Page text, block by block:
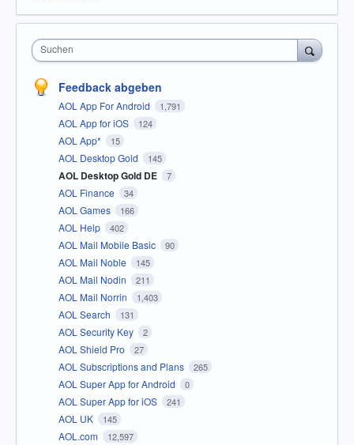
Suchen
Feedback abgeben
AOL App For Android 1,791
AOL App for iOS 124
AOL App* 15
AOL Desktop Gold 145
AOL Desktop Gold DE 7
AOL Finance 34
AOL Games 166
AOL Help 402
AOL Mail Mobile Basic 90
AOL Mail Noble 145
AOL Mail Nodin 211
AOL Mail Norrin 1,403
AOL Search 131
AOL Security Key 2
AOL Shield Pro 27
AOL Subscriptions and Plans 265
AOL Super App for Android 0
AOL Super App for iOS 241
AOL UK 145
AOL.com 12,597